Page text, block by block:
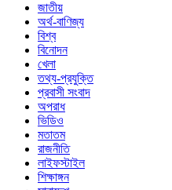
জাতীয়
অর্থ-বাণিজ্য
বিশ্ব
বিনোদন
খেলা
তথ্য-প্রযুক্তি
প্রবাসী সংবাদ
অপরাধ
ভিডিও
মতাতম
রাজনীতি
লাইফস্টাইল
শিক্ষাঙ্গন